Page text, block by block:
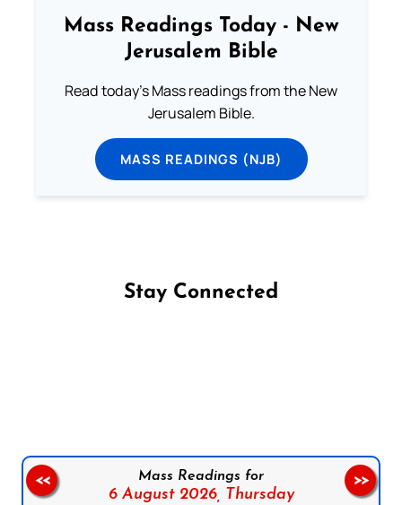
Mass Readings Today - New
Jerusalem Bible
Read today's Mass readings from the New
Jerusalem Bible.
MASS READINGS (NJB)
Stay Connected
Mass Readings for
6 August 2026,
Thursday
<< >>